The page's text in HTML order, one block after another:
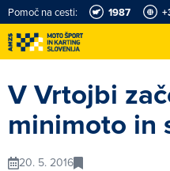
Pomoč na cesti: 1987
V Vrtojbi
minimoto in
20. 5. 2016